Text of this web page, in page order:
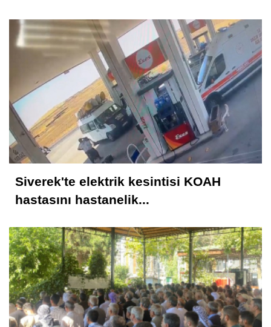
YAPMALI?
KONUK YAZAR
Rahmet İkliminin Zirvesi Kadir Gecesi
Muhammed Nur
28 Şubat Süreci ve Siverek 16
Selahattin İlhan Sonbayram
SAÂDET Mİ, ŞEKÂVET Mİ? İNSANIN
Mahmut Hanpolat
Adanmış bir hayat: Neşet Hoca
Abdurahman Deniz Uğurlu
Siverek'te elektrik kesintisi KOAH
hastasını hastanelik...